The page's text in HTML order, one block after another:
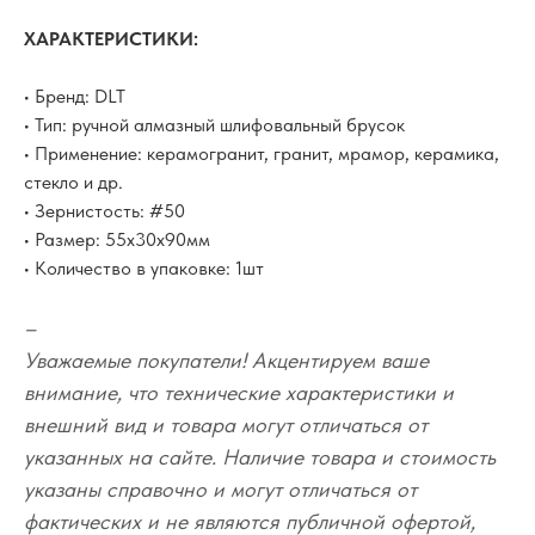
ХАРАКТЕРИСТИКИ:
• Бренд: DLT
• Тип: ручной алмазный шлифовальный брусок
• Применение: керамогранит, гранит, мрамор, керамика,
стекло и др.
• Зернистость: #50
• Размер: 55х30х90мм
• Количество в упаковке: 1шт
–
Уважаемые покупатели! Акцентируем ваше
внимание, что технические характеристики и
внешний вид и товара могут отличаться от
указанных на сайте. Наличие товара и стоимость
указаны справочно и могут отличаться от
фактических и не являются публичной офертой,